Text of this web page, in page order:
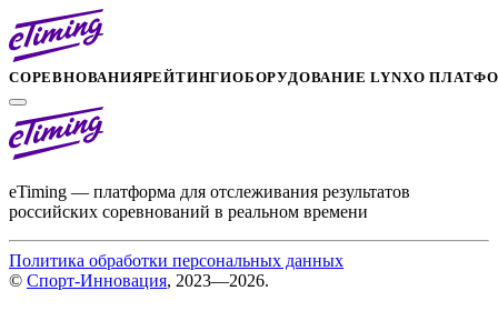
СОРЕВНОВАНИЯРЕЙТИНГИОБОРУДОВАНИЕ LYNXО
eTiming — платформа для отслеживания результатов
российских соревнований в реальном времени
Политика обработки персональных данных
© Спорт-Инновация, 2023—2026.